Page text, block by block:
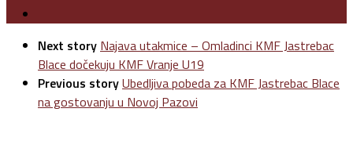
Next story Najava utakmice – Omladinci KMF Jastrebac
Blace dočekuju KMF Vranje U19
Previous storyUbedljiva pobeda za KMF Jastrebac Blace
na gostovanju u Novoj Pazovi